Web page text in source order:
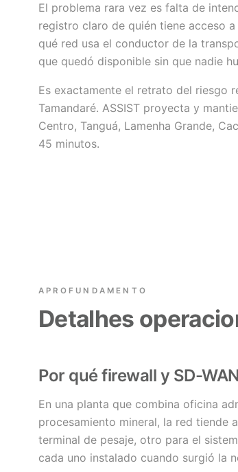
El problema rara vez es falta de
registro claro de quién tiene acceso
qué red usa el conductor de la
que quedó disponible sin que nadie
Es exactamente el retrato del riesgo
Tamandaré. ASSIST proyecta y
Centro, Tanguá, Lamenha Grande,
45 minutos.
APROFUNDAMENTO
Detalhes
Por qué firewall y SD-
En una planta que combina oficina
procesamiento mineral, la red tiende
terminal de pesaje, otro para el
cada uno instalado cuando surgió la